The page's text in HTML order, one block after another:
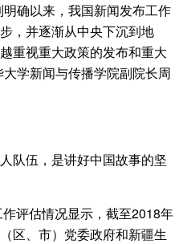
确以来，我国新闻发布工作
，并逐渐从中央下沉到地
重视重大政策的发布和重大
学新闻与传播学院副院长周
伍，是讲好中国故事的坚
评估情况显示，截至2018年
区、市）党委政府和新疆生